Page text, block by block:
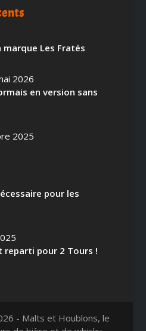
marque Les Fratés
2026
en version sans
2025
pour les
reparti pour 2 Tours !
- Malts et Houblons, le